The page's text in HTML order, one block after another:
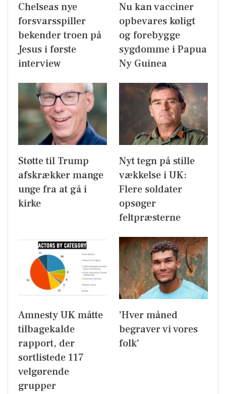
Chelseas nye
forsvarsspiller
bekender troen på
Jesus i første
interview
Nu kan vacciner
opbevares køligt
og forebygge
sygdomme i Papua
Ny Guinea
Støtte til Trump
afskrækker mange
unge fra at gå i
kirke
Nyt tegn på stille
vækkelse i UK:
Flere soldater
opsøger
feltpræsterne
Amnesty UK måtte
tilbagekalde
rapport, der
sortlistede 117
velgørende
grupper
’Hver måned
begraver vi vores
folk’